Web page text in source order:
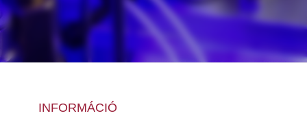
INFORMÁCIÓ